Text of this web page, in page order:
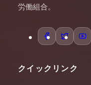
労働組合。
クイックリンク